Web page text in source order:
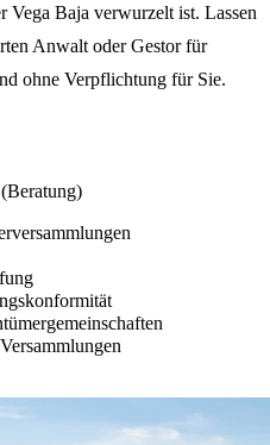
Vega Baja verwurzelt ist. Lassen
Anwalt oder Gestor für
ohne Verpflichtung für Sie.